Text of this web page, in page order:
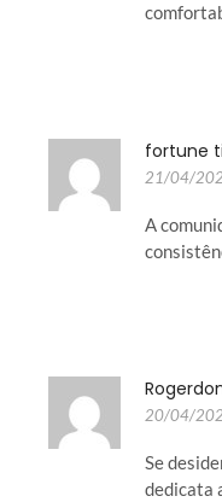
fortune
21/04/
A
20/04/
Se
dedicata